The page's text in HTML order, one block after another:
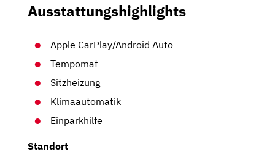
Ausstattungshighlights
Apple CarPlay/Android Auto
Tempomat
Sitzheizung
Klimaautomatik
Einparkhilfe
Standort